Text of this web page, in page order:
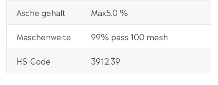
Asche gehalt Max5.0 %
Maschenweite 99% pass 100 mesh
HS-Code 3912.39